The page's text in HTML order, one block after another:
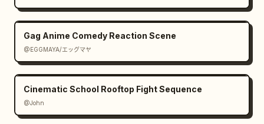
Gag Anime Comedy Reaction Scene
@EGGMAYA/エッグマヤ
Cinematic School Rooftop Fight Sequence
@John